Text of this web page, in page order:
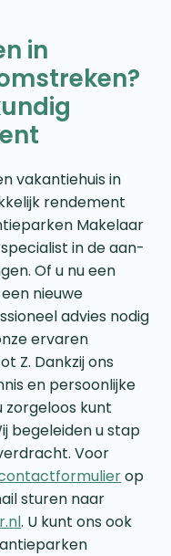
in
vakantiehuis in
rendement
Makelaar
in de aan-
Of u nu een
nieuwe
advies nodig
ervaren
Z. Dankzij ons
en persoonlijke
zorgeloos kunt
begeleiden u stap
Voor
op
sturen naar
. U kunt ons ook